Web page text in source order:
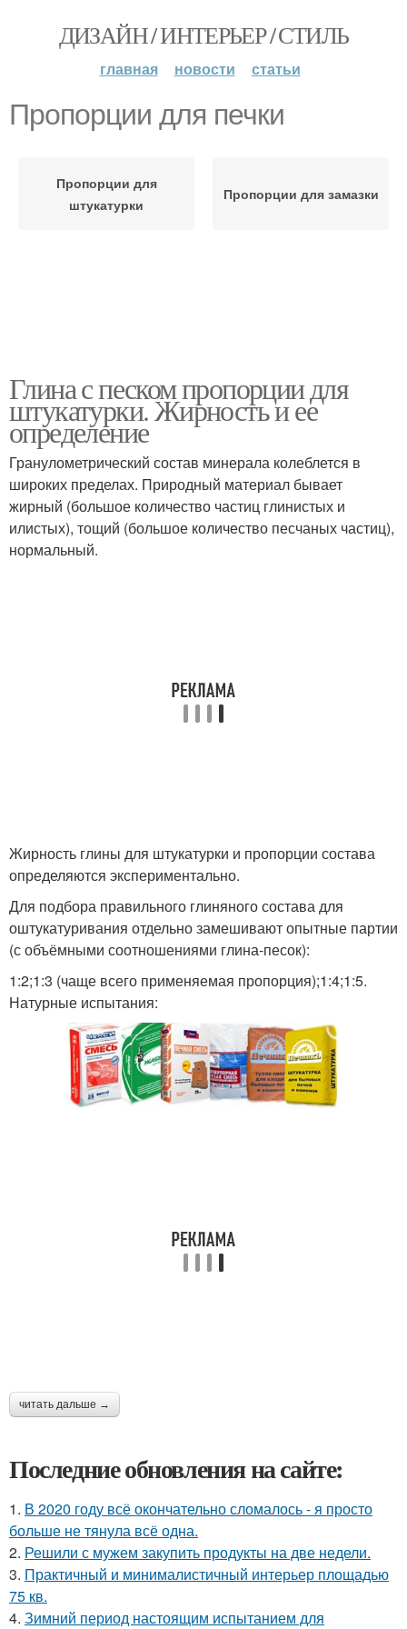
ДИЗАЙН / ИНТЕРЬЕР / СТИЛЬ
главная новости статьи
Пропорции для печки
Пропорции для
штукатурки
Пропорции для замазки
Глина с песком пропорции для
штукатурки. Жирность и ее
определение
Гранулометрический состав минерала колеблется в
широких пределах. Природный материал бывает
жирный (большое количество частиц глинистых и
илистых), тощий (большое количество песчаных частиц),
нормальный.
Жирность глины для штукатурки и пропорции состава
определяются экспериментально.
Для подбора правильного глиняного состава для
оштукатуривания отдельно замешивают опытные партии
(с объёмными соотношениями глина-песок):
1:2;1:3 (чаще всего применяемая пропорция);1:4;1:5.
Натурные испытания:
читать дальше →
Последние обновления на сайте:
1. В 2020 году всё окончательно сломалось - я просто
больше не тянула всё одна.
2. Решили с мужем закупить продукты на две недели.
3. Практичный и минималистичный интерьер площадью
75 кв.
4. Зимний период настоящим испытанием для